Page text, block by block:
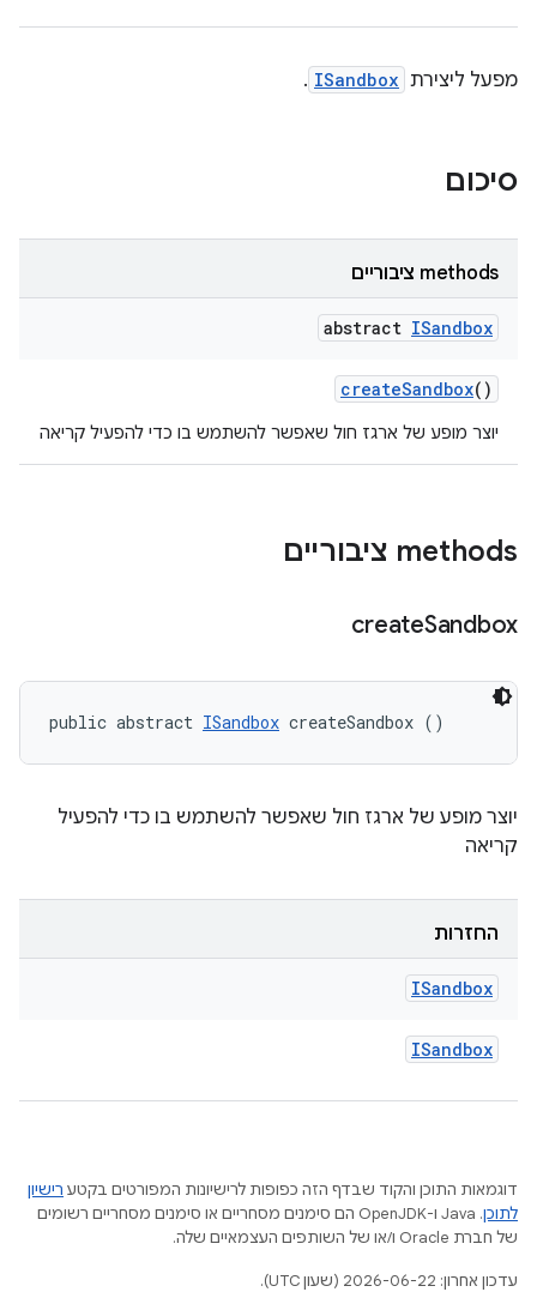
מפעל ליצירת ISandbox
.
סיכום
‫methods ציבוריים
abstract ISandbox
createSandbox()
יוצר מופע של ארגז חול שאפשר להשתמש בו כדי להפעיל קריאה
‫methods ציבוריים
createSandbox
public abstract ISandbox createSandbox ()
יוצר מופע של ארגז חול שאפשר להשתמש בו כדי להפעיל
קריאה
החזרות
ISandbox
ISandbox
דוגמאות התוכן והקוד שבדף הזה כפופות לרישיונות המפורטים בקטע רישיון
לתוכן
.‏ Java ו-OpenJDK הם סימנים מסחריים או סימנים מסחריים רשומים
של חברת Oracle ו/או של השותפים העצמאיים שלה.
עדכון אחרון: 2026-06-22 (שעון UTC).